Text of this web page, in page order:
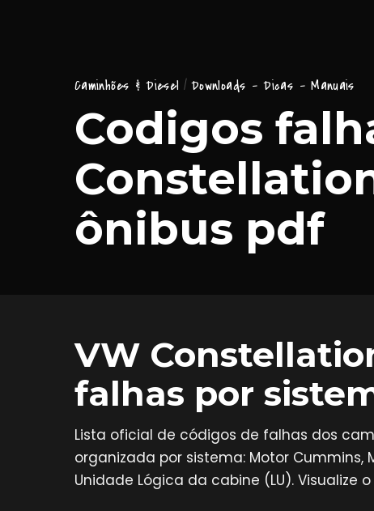
Caminhões & Diesel Downloads - Dicas - Manuais
Codigos
ônibus pdf
VW
falhas por
Lista oficial de códigos de falhas dos
organizada por sistema: Motor Cummins,
Unidade Lógica da cabine (LU). Visualize